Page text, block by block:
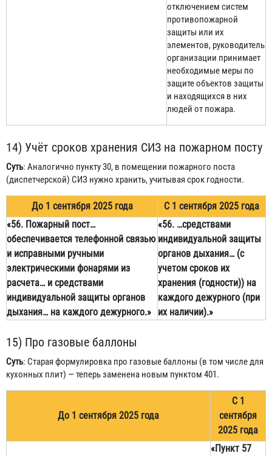
отключением систем
противопожарной
защиты или их
элементов, руководитель
организации принимает
необходимые меры по
защите объектов защиты
и находящихся в них
людей от пожара.
14) Учёт сроков хранения СИЗ на пожарном посту
Суть: Аналогично пункту 30, в помещении пожарного поста
(диспетчерской) СИЗ нужно хранить, учитывая срок годности.
До 1 сентября 2025 года
С 1 сентября 2025 года
«56. Пожарный пост…
обеспечивается телефонной связью
и исправными ручными
электрическими фонарями из
расчета… и средствами
индивидуальной защиты органов
дыхания… на каждого дежурного.»
«56. …средствами
индивидуальной защиты
органов дыхания… (с
учетом сроков их
хранения (годности)) на
каждого дежурного (при
их наличии).»
15) Про газовые баллоны
Суть: Старая формулировка про газовые баллоны (в том числе для
кухонных плит) — теперь заменена новым пунктом 401.
До 1 сентября 2025 года
С 1
сентября
2025 года
«Пункт 57